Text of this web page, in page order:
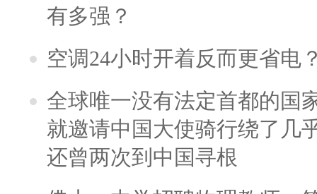
有多强？
空调24小时开着反而更省电
全球唯一没有法定首都的国
就邀请中国大使骑行绕了几
还曾两次到中国寻根